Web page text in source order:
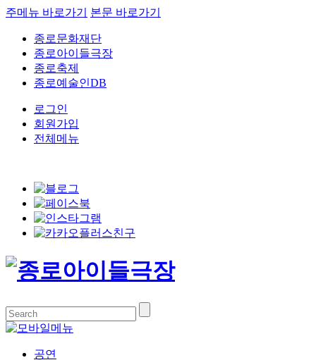
주메뉴 바로가기 본문 바로가기
종로문화재단
종로아이들극장
종로축제
종로예술인DB
로그인
회원가입
전체메뉴
공연